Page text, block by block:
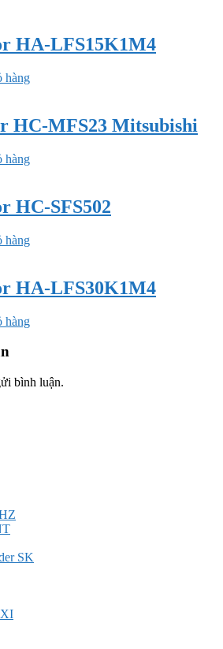
HA-LFS15K1M4
hàng
HC-MFS23 Mitsubishi
hàng
HC-SFS502
hàng
HA-LFS30K1M4
hàng
bình luận.
SK